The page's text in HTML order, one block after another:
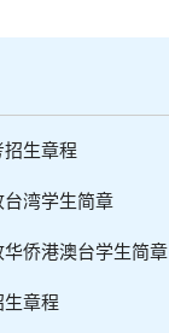
招生章程
台湾学生简章
侨港澳台学生简章
生章程